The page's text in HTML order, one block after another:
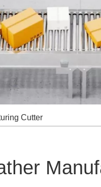
Cutter